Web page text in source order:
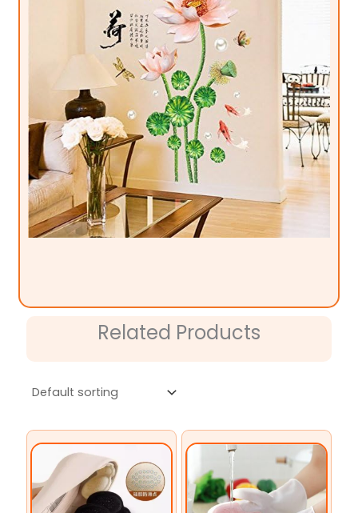
Related Products